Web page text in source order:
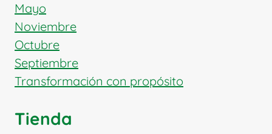
Mayo
Noviembre
Octubre
Septiembre
Transformación con propósito
Tienda